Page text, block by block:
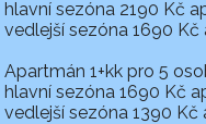
hlavní sezóna 2190 Kč
vedlejší sezóna 1690
Apartmán 1+kk pro 5
hlavní sezóna 1690 Kč
vedlejší sezóna 1390